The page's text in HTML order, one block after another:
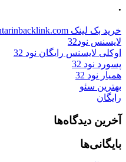
.
خرید بک لینک behtarinbacklink.com
لایسنس نود32
اوکلی لایسنس رایگان نود 32
پسورد نود 32
همیار نود 32
بهترین سئو
رایگان
آخرین دیدگاه‌ها
بایگانی‌ها